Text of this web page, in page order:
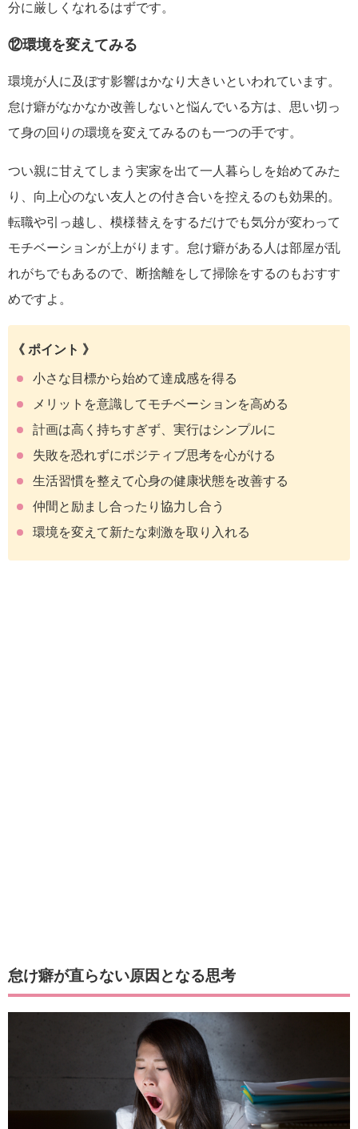
分に厳しくなれるはずです。
⑫環境を変えてみる
環境が人に及ぼす影響はかなり大きいといわれています。
怠け癖がなかなか改善しないと悩んでいる方は、思い切っ
て身の回りの環境を変えてみるのも一つの手です。
つい親に甘えてしまう実家を出て一人暮らしを始めてみた
り、向上心のない友人との付き合いを控えるのも効果的。
転職や引っ越し、模様替えをするだけでも気分が変わって
モチベーションが上がります。怠け癖がある人は部屋が乱
れがちでもあるので、断捨離をして掃除をするのもおすす
めですよ。
《 ポイント 》
小さな目標から始めて達成感を得る
メリットを意識してモチベーションを高める
計画は高く持ちすぎず、実行はシンプルに
失敗を恐れずにポジティブ思考を心がける
生活習慣を整えて心身の健康状態を改善する
仲間と励まし合ったり協力し合う
環境を変えて新たな刺激を取り入れる
怠け癖が直らない原因となる思考